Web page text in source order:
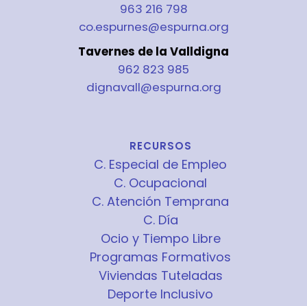
963 216 798
co.espurnes@espurna.org
Tavernes de la Valldigna
962 823 985
dignavall@espurna.org
RECURSOS
C. Especial de Empleo
C. Ocupacional
C. Atención Temprana
C. Día
Ocio y Tiempo Libre
Programas Formativos
Viviendas Tuteladas
Deporte Inclusivo